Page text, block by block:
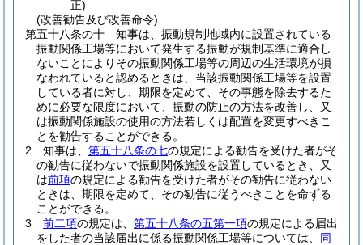
正)
(改善勧告及び改善命令)
第五十八条の十
知事は、振動規制地域内に設置されている
振動関係工場等において発生する振動が規制基準に適合し
ないことによりその振動関係工場等の周辺の生活環境が損
なわれていると認めるときは、当該振動関係工場等を設置
している者に対し、期限を定めて、その事態を除去するた
めに必要な限度において、振動の防止の方法を改善し、又
は振動関係施設の使用の方法若しくは配置を変更すべきこ
とを勧告することができる。
2
知事は、 第五十八条の七の規定による勧告を受けた者がそ
の勧告に従わないで振動関係施設を設置しているとき、又
は前項の規定による勧告を受けた者がその勧告に従わない
ときは、期限を定めて、その勧告に従うべきことを命ずる
ことができる。
3
前二項の規定は、 第五十八条の五第一項の規定による届出
をした者の当該届出に係る振動関係工場等については、 同